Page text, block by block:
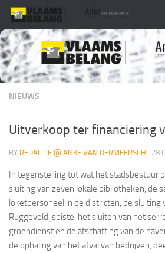
Skip to content
NIEUWS
Uitverkoop ter financiering
BY REDACTIE @ ANKE VAN DERMEERSCH · 28
In tegenstelling tot wat het stadsbestuur
sluiting van zeven lokale bibliotheken, de
loketpersoneel in de districten, de sluiting
Ruggeveldijspiste, het sluiten van het
groendienst en de afschaffing van de
de ophaling van het afval van bedrijven,